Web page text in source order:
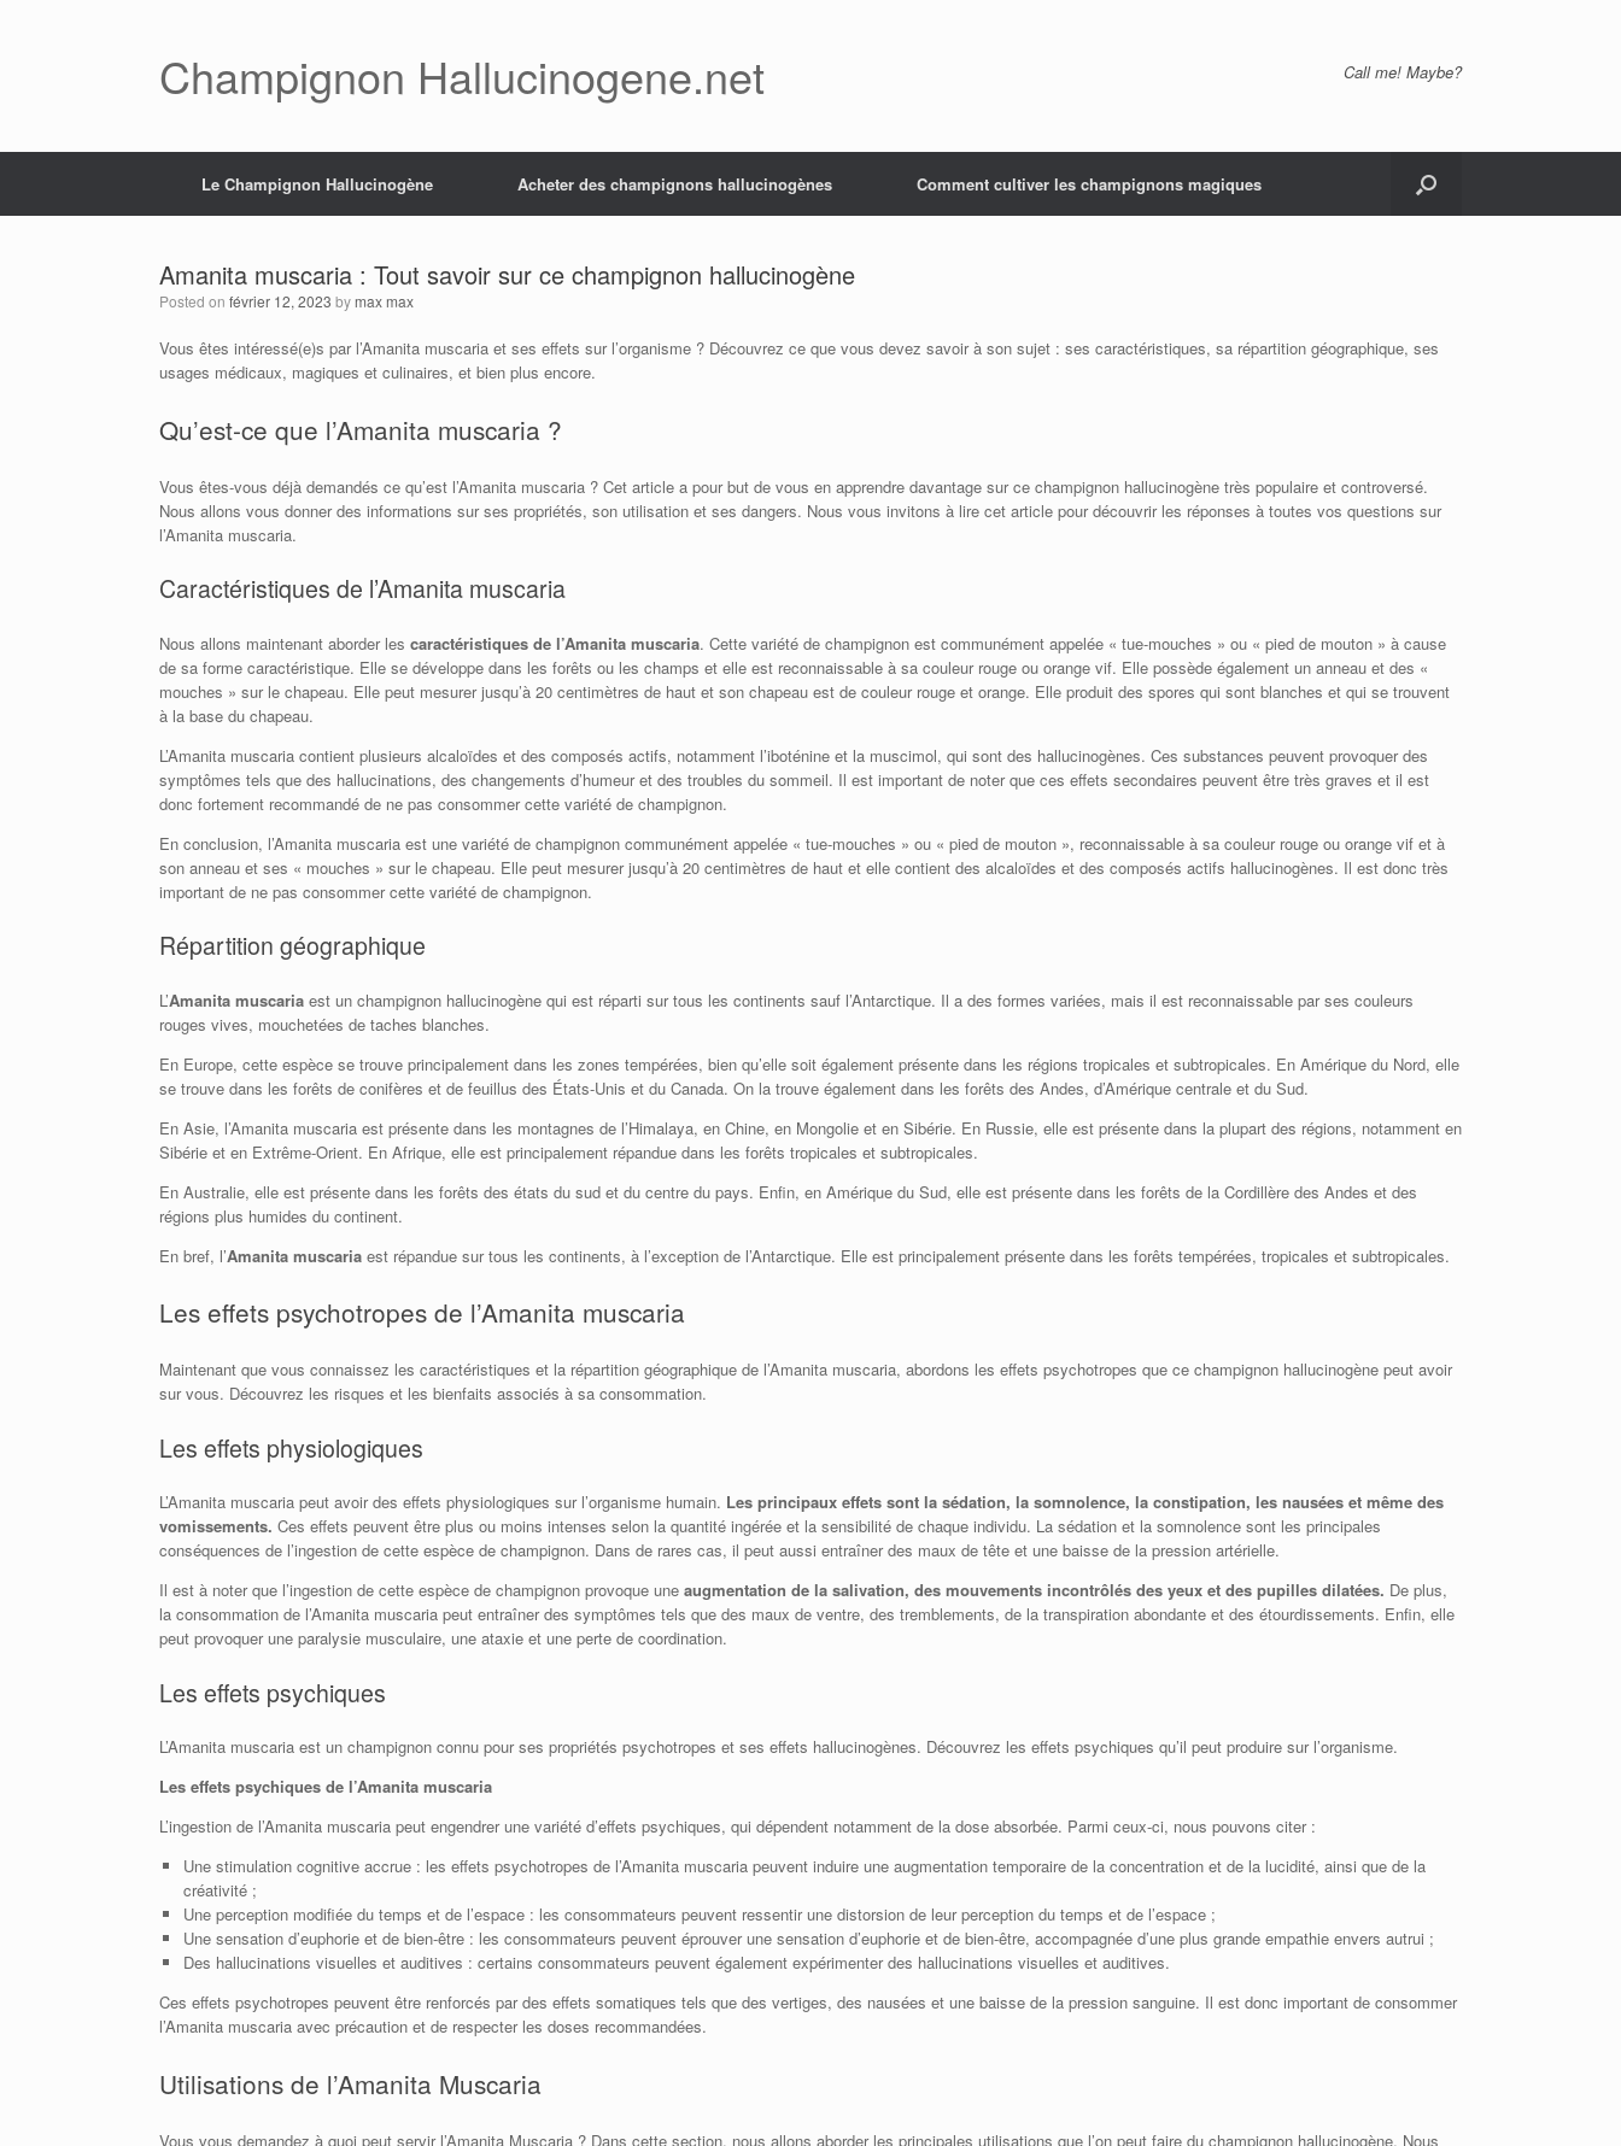
Champignon Hallucinogene.net Call me! Maybe?
Le Champignon Hallucinogène Acheter des champignons hallucinogènes Comment cultiver les champignons magiques
Amanita muscaria : Tout savoir sur ce champignon hallucinogène
Posted on février 12, 2023 bymax max
Vous êtes intéressé(e)s par l’Amanita muscaria et ses effets sur l’organisme ? Découvrez ce que vous devez savoir à son sujet : ses caractéristiques, sa répartition géographique, ses
usages médicaux, magiques et culinaires, et bien plus encore.
Qu’est-ce que l’Amanita muscaria ?
Vous êtes-vous déjà demandés ce qu’est l’Amanita muscaria ? Cet article a pour but de vous en apprendre davantage sur ce champignon hallucinogène très populaire et controversé.
Nous allons vous donner des informations sur ses propriétés, son utilisation et ses dangers. Nous vous invitons à lire cet article pour découvrir les réponses à toutes vos questions sur
l’Amanita muscaria.
Caractéristiques de l’Amanita muscaria
Nous allons maintenant aborder les caractéristiques de l’Amanita muscaria. Cette variété de champignon est communément appelée « tue-mouches » ou « pied de mouton » à cause
de sa forme caractéristique. Elle se développe dans les forêts ou les champs et elle est reconnaissable à sa couleur rouge ou orange vif. Elle possède également un anneau et des «
mouches » sur le chapeau. Elle peut mesurer jusqu’à 20 centimètres de haut et son chapeau est de couleur rouge et orange. Elle produit des spores qui sont blanches et qui se trouvent
à la base du chapeau.
L’Amanita muscaria contient plusieurs alcaloïdes et des composés actifs, notamment l’iboténine et la muscimol, qui sont des hallucinogènes. Ces substances peuvent provoquer des
symptômes tels que des hallucinations, des changements d’humeur et des troubles du sommeil. Il est important de noter que ces effets secondaires peuvent être très graves et il est
donc fortement recommandé de ne pas consommer cette variété de champignon.
En conclusion, l’Amanita muscaria est une variété de champignon communément appelée « tue-mouches » ou « pied de mouton », reconnaissable à sa couleur rouge ou orange vif et à
son anneau et ses « mouches » sur le chapeau. Elle peut mesurer jusqu’à 20 centimètres de haut et elle contient des alcaloïdes et des composés actifs hallucinogènes. Il est donc très
important de ne pas consommer cette variété de champignon.
Répartition géographique
L’Amanita muscaria est un champignon hallucinogène qui est réparti sur tous les continents sauf l’Antarctique. Il a des formes variées, mais il est reconnaissable par ses couleurs
rouges vives, mouchetées de taches blanches.
En Europe, cette espèce se trouve principalement dans les zones tempérées, bien qu’elle soit également présente dans les régions tropicales et subtropicales. En Amérique du Nord, elle
se trouve dans les forêts de conifères et de feuillus des États-Unis et du Canada. On la trouve également dans les forêts des Andes, d’Amérique centrale et du Sud.
En Asie, l’Amanita muscaria est présente dans les montagnes de l’Himalaya, en Chine, en Mongolie et en Sibérie. En Russie, elle est présente dans la plupart des régions, notamment en
Sibérie et en Extrême-Orient. En Afrique, elle est principalement répandue dans les forêts tropicales et subtropicales.
En Australie, elle est présente dans les forêts des états du sud et du centre du pays. Enfin, en Amérique du Sud, elle est présente dans les forêts de la Cordillère des Andes et des
régions plus humides du continent.
En bref, l’Amanita muscaria est répandue sur tous les continents, à l’exception de l’Antarctique. Elle est principalement présente dans les forêts tempérées, tropicales et subtropicales.
Les effets psychotropes de l’Amanita muscaria
Maintenant que vous connaissez les caractéristiques et la répartition géographique de l’Amanita muscaria, abordons les effets psychotropes que ce champignon hallucinogène peut avoir
sur vous. Découvrez les risques et les bienfaits associés à sa consommation.
Les effets physiologiques
L’Amanita muscaria peut avoir des effets physiologiques sur l’organisme humain. Les principaux effets sont la sédation, la somnolence, la constipation, les nausées et même des
vomissements. Ces effets peuvent être plus ou moins intenses selon la quantité ingérée et la sensibilité de chaque individu. La sédation et la somnolence sont les principales
conséquences de l’ingestion de cette espèce de champignon. Dans de rares cas, il peut aussi entraîner des maux de tête et une baisse de la pression artérielle.
Il est à noter que l’ingestion de cette espèce de champignon provoque une augmentation de la salivation, des mouvements incontrôlés des yeux et des pupilles dilatées. De plus,
la consommation de l’Amanita muscaria peut entraîner des symptômes tels que des maux de ventre, des tremblements, de la transpiration abondante et des étourdissements. Enfin, elle
peut provoquer une paralysie musculaire, une ataxie et une perte de coordination.
Les effets psychiques
L’Amanita muscaria est un champignon connu pour ses propriétés psychotropes et ses effets hallucinogènes. Découvrez les effets psychiques qu’il peut produire sur l’organisme.
Les effets psychiques de l’Amanita muscaria
L’ingestion de l’Amanita muscaria peut engendrer une variété d’effets psychiques, qui dépendent notamment de la dose absorbée. Parmi ceux-ci, nous pouvons citer :
Une stimulation cognitive accrue : les effets psychotropes de l’Amanita muscaria peuvent induire une augmentation temporaire de la concentration et de la lucidité, ainsi que de la
créativité ;
Une perception modifiée du temps et de l’espace : les consommateurs peuvent ressentir une distorsion de leur perception du temps et de l’espace ;
Une sensation d’euphorie et de bien-être : les consommateurs peuvent éprouver une sensation d’euphorie et de bien-être, accompagnée d’une plus grande empathie envers autrui ;
Des hallucinations visuelles et auditives : certains consommateurs peuvent également expérimenter des hallucinations visuelles et auditives.
Ces effets psychotropes peuvent être renforcés par des effets somatiques tels que des vertiges, des nausées et une baisse de la pression sanguine. Il est donc important de consommer
l’Amanita muscaria avec précaution et de respecter les doses recommandées.
Utilisations de l’Amanita Muscaria
Vous vous demandez à quoi peut servir l’Amanita Muscaria ? Dans cette section, nous allons aborder les principales utilisations que l’on peut faire du champignon hallucinogène. Nous